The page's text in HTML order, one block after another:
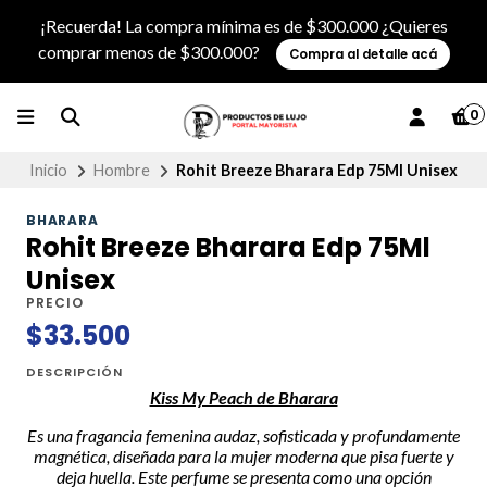
¡Recuerda! La compra mínima es de $300.000 ¿Quieres
comprar menos de $300.000?
Compra al detalle acá
0
Inicio Hombre Rohit Breeze Bharara Edp 75Ml Unisex
BHARARA
Rohit Breeze Bharara Edp 75Ml
Unisex
PRECIO
$33.500
DESCRIPCIÓN
Kiss My Peach de Bharara
Es una fragancia femenina audaz, sofisticada y profundamente
magnética, diseñada para la mujer moderna que pisa fuerte y
deja huella. Este perfume se presenta como una opción